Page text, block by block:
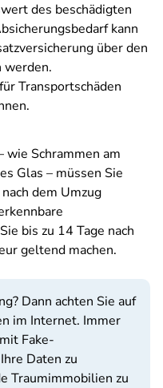
des beschädigten
kann
über den
werden.
Transportschäden
wie Schrammen am
Glas – müssen Sie
dem Umzug
bis zu 14 Tage nach
geltend machen.
Dann achten Sie auf
im Internet. Immer
Fake-
Daten zu
Traumimmobilien zu